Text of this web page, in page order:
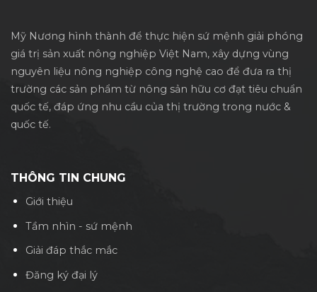
Mỹ Nương hình thành để thực hiện sứ mệnh giải phóng
giá trị sản xuất nông nghiệp Việt Nam, xây dựng vùng
nguyên liệu nông nghiệp công nghệ cao để đưa ra thị
trường các sản phẩm từ nông sản hữu cơ đạt tiêu chuẩn
quốc tế, đáp ứng nhu cầu của thị trường trong nước &
quốc tế.
THÔNG TIN CHUNG
Giới thiệu
Tầm nhìn - sứ mệnh
Giải đáp thắc mắc
Đăng ký đại lý